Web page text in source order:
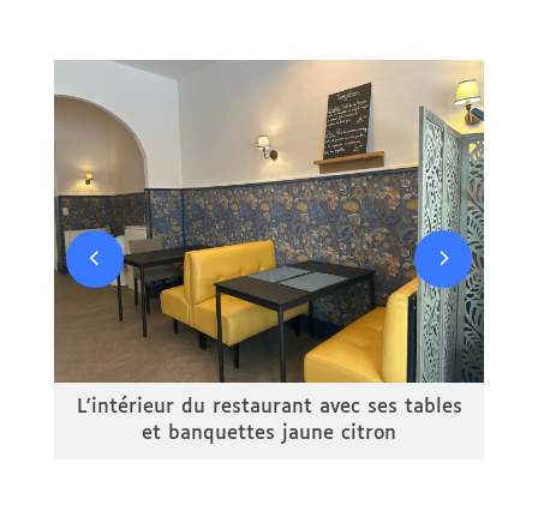
L'intérieur du restaurant avec ses tables
et banquettes jaune citron